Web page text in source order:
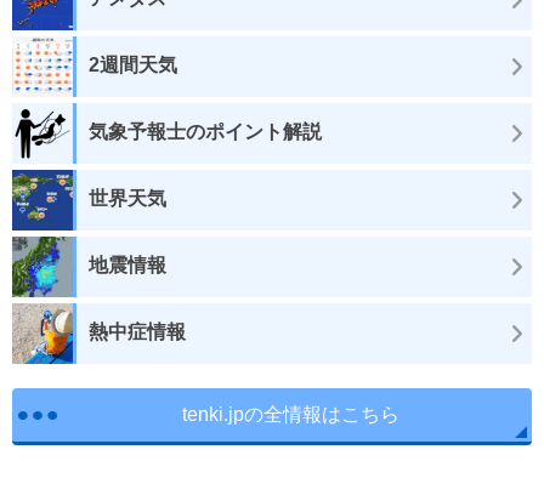
2週間天気
気象予報士のポイント解説
世界天気
地震情報
熱中症情報
tenki.jpの全情報はこちら